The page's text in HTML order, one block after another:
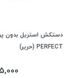
PERFECT (حریر)